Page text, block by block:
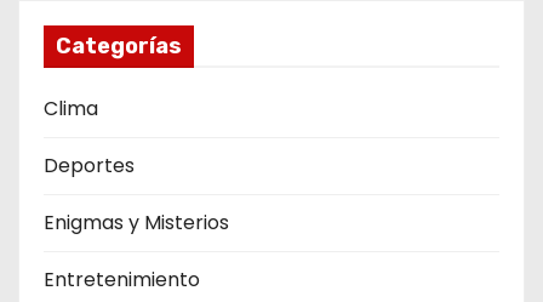
Categorías
Clima
Deportes
Enigmas y Misterios
Entretenimiento